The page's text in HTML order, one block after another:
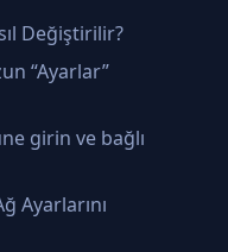
Değiştirilir?
“Ayarlar”
girin ve bağlı
Ayarlarını